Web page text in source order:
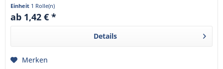
Einheit 1 Rolle(n)
ab 1,42 € *
Details
Merken